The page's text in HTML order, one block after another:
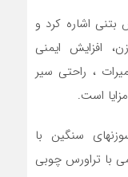
بتنی اشاره کرد و
افزایش ایمنی
، راحتی سیر
است.
سنگين با
با تراورس چوبی